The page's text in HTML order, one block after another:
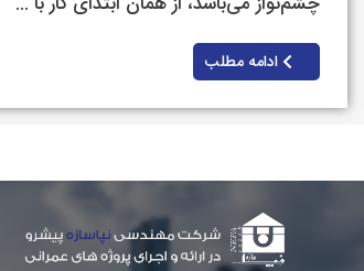
ادامه مطلب